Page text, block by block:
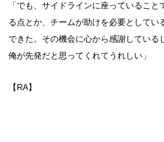
「でも、サイドラインに座っていること
る点とか、チームが助けを必要としてい
できた。その機会に心から感謝している
俺が先発だと思ってくれてうれしい」
【RA】